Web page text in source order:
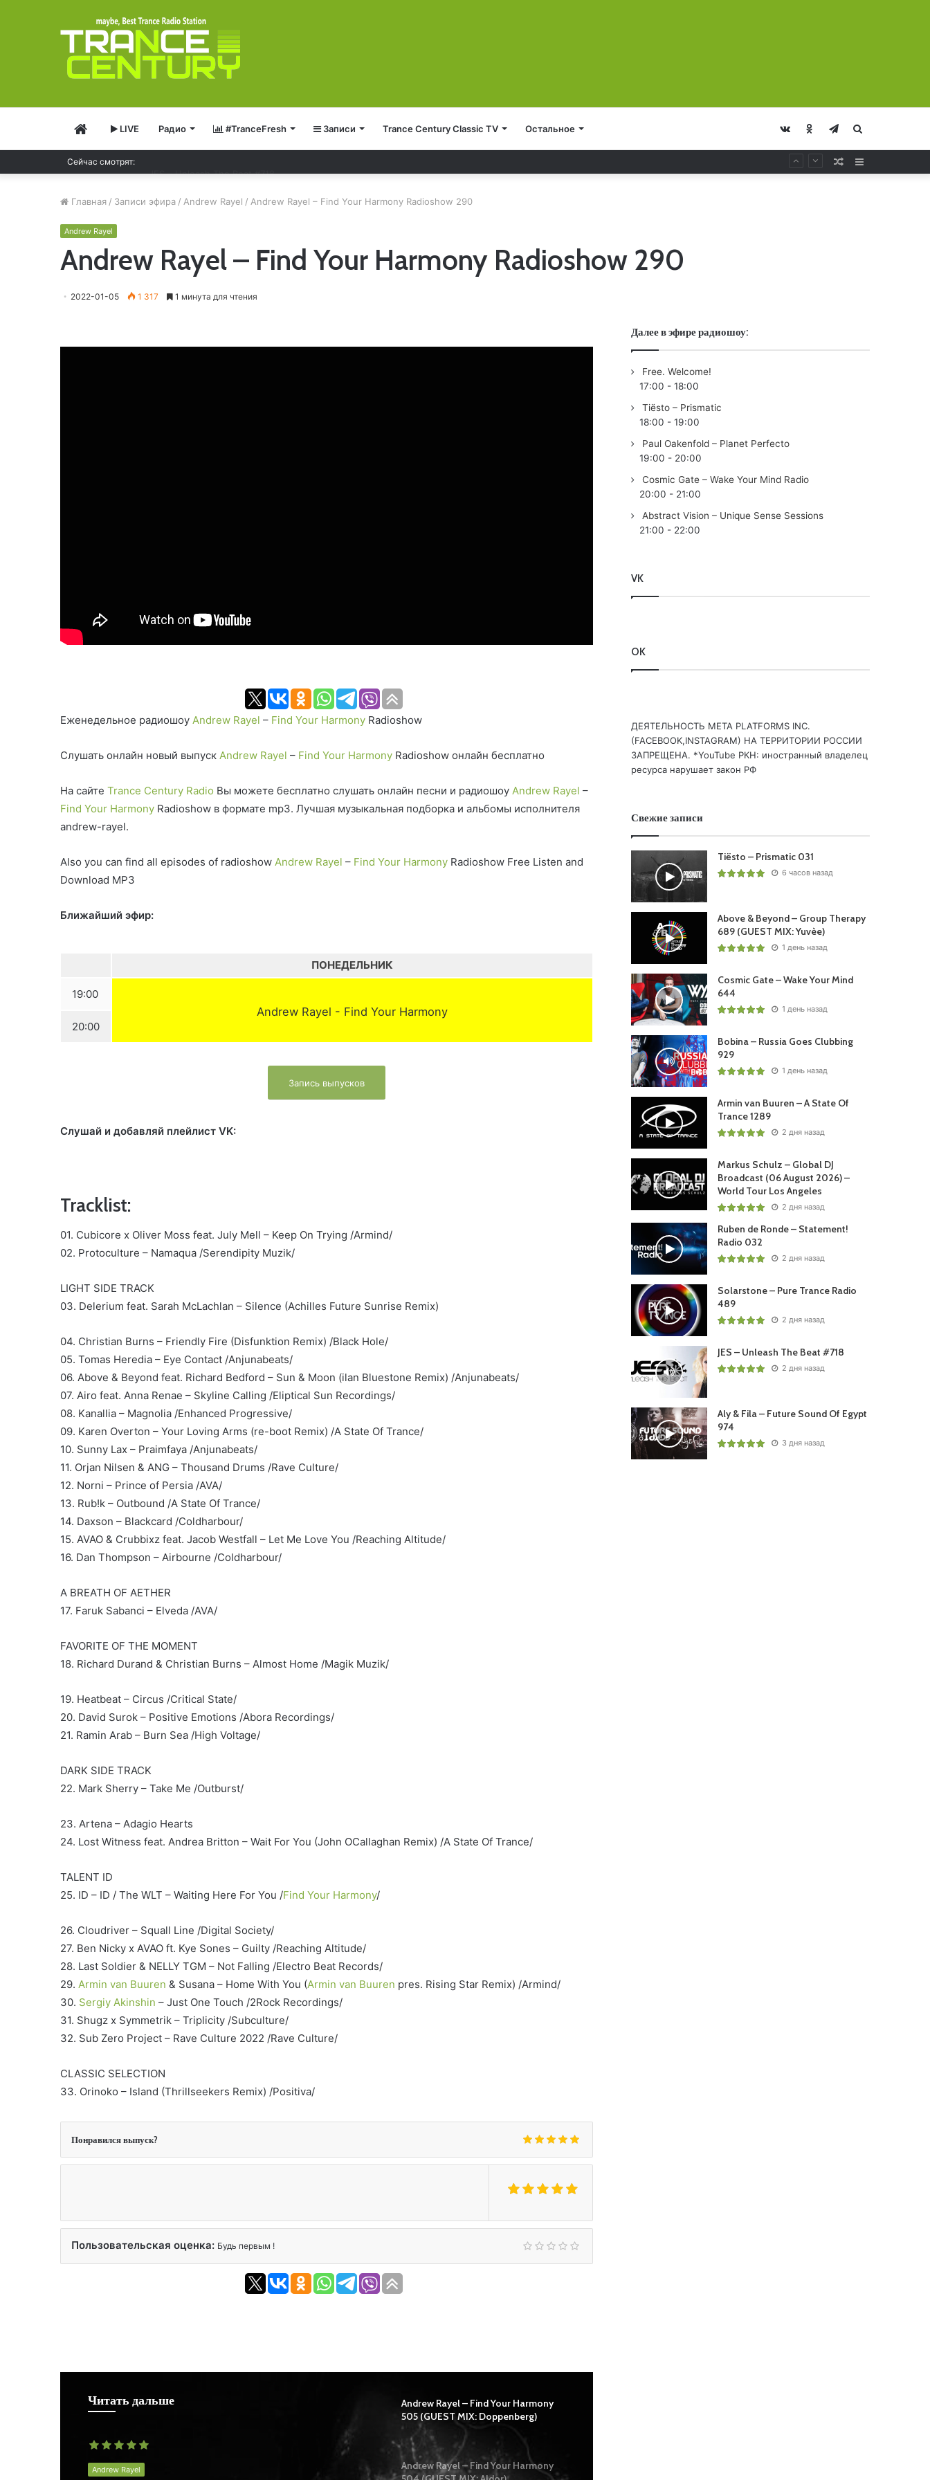
ГлавнаяLIVE Радио #TranceFresh Записи Trance Century Classic TV Остальное Telegram
Odnoklassniki
vk.com
Сейчас смотрят: Случайная
Главная / Записи эфира / Andrew Rayel / Andrew Rayel – Find Your Harmony Radioshow 290
Andrew Rayel
Andrew Rayel – Find Your Harmony Radioshow 290
2022-01-05 1 317 1 минута для чтения
Еженедельное радиошоу Andrew Rayel – Find Your Harmony Radioshow
Слушать онлайн новый выпуск Andrew Rayel – Find Your Harmony Radioshow онлайн бесплатно
На сайте Trance Century Radio Вы можете бесплатно слушать онлайн песни и радиошоу Andrew Rayel –
Find Your Harmony Radioshow в формате mp3. Лучшая музыкальная подборка и альбомы исполнителя
andrew-rayel.
Also you can find all episodes of radioshow Andrew Rayel – Find Your Harmony Radioshow Free Listen and
Download MP3
Ближайший эфир:
ПОНЕДЕЛЬНИК
19:00
Andrew Rayel - Find Your Harmony
20:00
Запись выпусков
Слушай и добавляй плейлист VK:
Tracklist:
01. Cubicore x Oliver Moss feat. July Mell – Keep On Trying /Armind/
02. Protoculture – Namaqua /Serendipity Muzik/
LIGHT SIDE TRACK
03. Delerium feat. Sarah McLachlan – Silence (Achilles Future Sunrise Remix)
04. Christian Burns – Friendly Fire (Disfunktion Remix) /Black Hole/
05. Tomas Heredia – Eye Contact /Anjunabeats/
06. Above & Beyond feat. Richard Bedford – Sun & Moon (ilan Bluestone Remix) /Anjunabeats/
07. Airo feat. Anna Renae – Skyline Calling /Eliptical Sun Recordings/
08. Kanallia – Magnolia /Enhanced Progressive/
09. Karen Overton – Your Loving Arms (re-boot Remix) /A State Of Trance/
10. Sunny Lax – Praimfaya /Anjunabeats/
11. Orjan Nilsen & ANG – Thousand Drums /Rave Culture/
12. Norni – Prince of Persia /AVA/
13. Rub!k – Outbound /A State Of Trance/
14. Daxson – Blackcard /Coldharbour/
15. AVAO & Crubbixz feat. Jacob Westfall – Let Me Love You /Reaching Altitude/
16. Dan Thompson – Airbourne /Coldharbour/
A BREATH OF AETHER
17. Faruk Sabanci – Elveda /AVA/
FAVORITE OF THE MOMENT
18. Richard Durand & Christian Burns – Almost Home /Magik Muzik/
19. Heatbeat – Circus /Critical State/
20. David Surok – Positive Emotions /Abora Recordings/
21. Ramin Arab – Burn Sea /High Voltage/
DARK SIDE TRACK
22. Mark Sherry – Take Me /Outburst/
23. Artena – Adagio Hearts
24. Lost Witness feat. Andrea Britton – Wait For You (John OCallaghan Remix) /A State Of Trance/
TALENT ID
25. ID – ID / The WLT – Waiting Here For You /Find Your Harmony/
26. Cloudriver – Squall Line /Digital Society/
27. Ben Nicky x AVAO ft. Kye Sones – Guilty /Reaching Altitude/
28. Last Soldier & NELLY TGM – Not Falling /Electro Beat Records/
29. Armin van Buuren & Susana – Home With You (Armin van Buuren pres. Rising Star Remix) /Armind/
30. Sergiy Akinshin – Just One Touch /2Rock Recordings/
31. Shugz x Symmetrik – Triplicity /Subculture/
32. Sub Zero Project – Rave Culture 2022 /Rave Culture/
CLASSIC SELECTION
33. Orinoko – Island (Thrillseekers Remix) /Positiva/
Понравился выпуск?
Пользовательская оценка: Будь первым !
Читать дальше
Andrew Rayel
Andrew Rayel – Find Your Harmony
505 (GUEST MIX: Doppenberg)
Andrew Rayel – Find Your Harmony
Далее в эфире радиошоу:
Free. Welcome!
17:00 -18:00
Tiësto – Prismatic
18:00 -19:00
Paul Oakenfold – Planet Perfecto
19:00 - 20:00
Cosmic Gate – Wake Your Mind Radio
20:00 - 21:00
Abstract Vision – Unique Sense Sessions
21:00 - 22:00
VK
OK
ДЕЯТЕЛЬНОСТЬ МЕТА PLATFORMS INC.
(FACEBOOK,INSTAGRAM) НА ТЕРРИТОРИИ РОССИИ
ЗАПРЕЩЕНА. *YouTube РКН: иностранный владелец
ресурса нарушает закон РФ
Свежие записи
Tiësto – Prismatic 031
6 часов назад
Above & Beyond – Group Therapy
689 (GUEST MIX: Yuvèe)
1 день назад
Cosmic Gate – Wake Your Mind
644
1 день назад
Bobina – Russia Goes Clubbing
929
1 день назад
Armin van Buuren – A State Of
Trance 1289
2 дня назад
Markus Schulz – Global DJ
Broadcast (06 August 2026) –
World Tour Los Angeles
2 дня назад
Ruben de Ronde – Statement!
Radio 032
2 дня назад
Solarstone – Pure Trance Radio
489
2 дня назад
JES – Unleash The Beat #718
2 дня назад
Aly & Fila – Future Sound Of Egypt
974
3 дня назад